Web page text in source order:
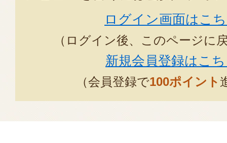
ログイン画面はこ
（ログイン後、このページに
新規会員登録はこ
（会員登録で100ポイント